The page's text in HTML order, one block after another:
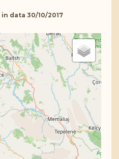
in data 30/10/2017